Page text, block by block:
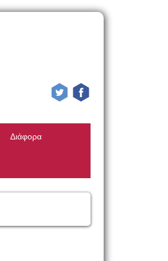
Διάφορα